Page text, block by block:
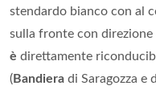
stendardo bianco con al
sulla fronte con
è direttamente
(Bandiera di Saragozza e